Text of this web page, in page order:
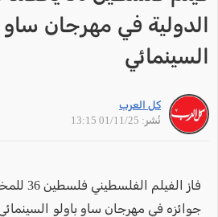
الدولية في مهرجان ساو
السينمائي
كل العرب
نُشر: 01/11/25 13:15
فاز
جوائزه في مهرجان ساو باولو